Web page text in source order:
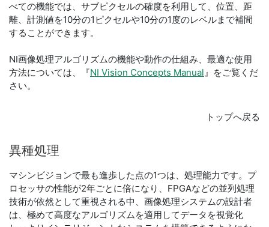
べての機能では、サブピクセルの確度を利用して、位置、距
離、計測値を10分の1ピクセルや10分の1度のレベルまで補間
することができます。
NI画像処理アルゴリズムの機能や動作の仕組み、最適な使用
方法については、『NI Vision Concepts Manual』をご覧くだ
さい。
トップへ戻る
異種処理
マシンビジョンで最も進歩した点の1つは、処理能力です。プ
ロセッサの性能が2年ごとに倍になり、FPGAなどの並列処理
技術が依然として重視される中、画像処理システムの設計者
は、極めて高度なアルゴリズムを適用してデータを視覚化